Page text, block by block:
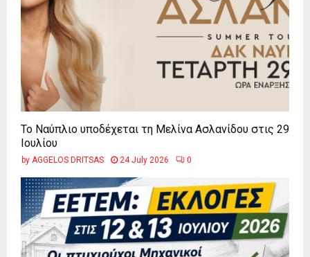
Το Ναύπλιο υποδέχεται τη Μελίνα Ασλανίδου στις 29
Ιουλίου
by AGGELOS DRITSAS 24 July 2026 0